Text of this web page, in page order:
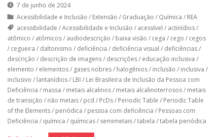
7 de junho de 2024
Acessibilidade e Inclusão / Extensão / Graduação / Química / REA
acessibilidade /Acessibilidade e Inclusão / acessível / actinídios/
atômico / atômicos/ audiodescrição / baixa visão / cega / cego / cegos
/ cegueira / daltonismo / deficiência / deficiência visual / deficiências/
descrição / descrição de imagens/ descrições/ educação inclusiva /
elemento / elementos/ gases nobres/ halogênios/ inclusão / inclusiva /
inclusivo / lantanídios/ LBI / Lei Brasileira de Inclusão da Pessoa com
Deficiência / massa / metais alcalinos/ metais alcalinoterrosos/ metais
de transição / não metais/ pcd / PcDs/ Periodic Table / Periodic Table
of the Elements/ periódica / pessoa com deficiência / Pessoas com
Deficiência / química / químicas/ semimetais/tabela /tabela periódica